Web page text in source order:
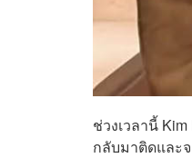
ช่วงเวลานี้
กลับมาติดและ